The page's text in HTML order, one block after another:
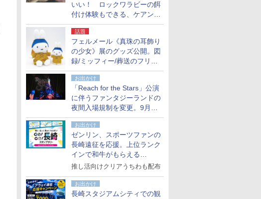
いい！ ロックワラビーの餌
付け体験もできる、ケアンズ
でアサートン高原の日本語ガ
イド付きツアーに参加してみ
た
話題
フェルメール《真珠の耳飾り
の少女》展のグッズ公開。図
録/ミッフィー/葬送のフリー
レンほか、注目ブランドコラ
ボが実現
お出かけ
「Reach for the Stars」公演
に伴うファンタジーランドの
夜間入場規制を変更。9月か
ら18時50分～20時ごろに
お出かけ
ゼンリン、スポーツファンの
長崎遠征を応援。上位ランク
インで和牛がもらえる
「GO！GO！長崎スタンプラ
推し活向けクリアうちわも配布
お出かけ
長崎スタジアムシティでの観